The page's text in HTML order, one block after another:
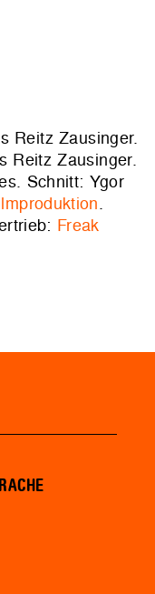
Reitz Zausinger.
Reitz Zausinger.
Schnitt: Ygor
.
Freak